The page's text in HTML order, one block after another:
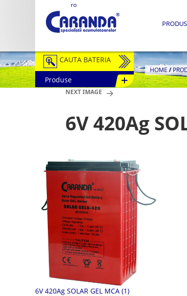
ro
CAUTA BATERIA
Auto / Moto
Semitractiune
Redresoare
Accesorii Baterii
Fotovoltaice
Produse
HOME/
NEXT IMAGE
6V 420Ag
6V 420Ag SOLAR GEL MCA (1)